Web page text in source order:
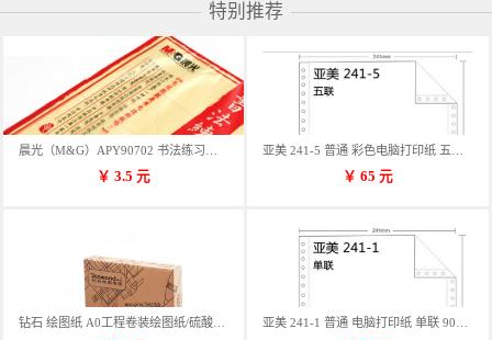
特别推荐
￥ 3.5元 ￥ 65元
钻石 绘图纸 A0工程卷装绘图纸/硫酸纸 50m卷装 914*50MM/卷